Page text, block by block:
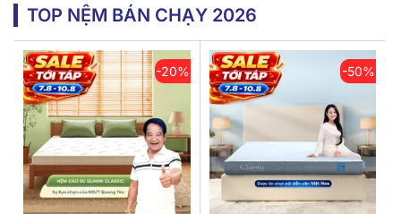
TOP NỆM BÁN CHẠY 2026
-20% -50%